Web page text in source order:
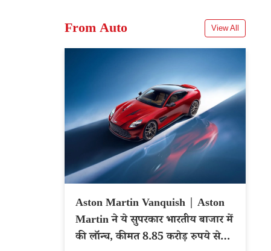
From Auto View All
Aston Martin Vanquish | Aston
Martin ने ये सुपरकार भारतीय बाजार में
की लॉन्च, कीमत 8.85 करोड़ रुपये से